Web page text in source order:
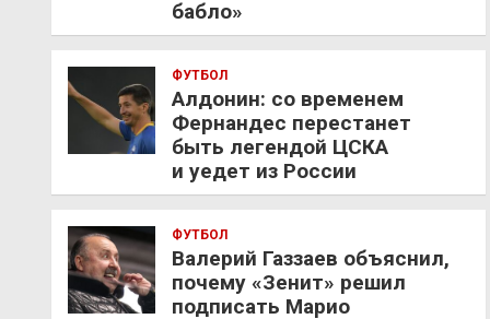
бабло»
ФУТБОЛ
Алдонин: со временем
Фернандес перестанет
быть легендой ЦСКА
и уедет из России
ФУТБОЛ
Валерий Газзаев объяснил,
почему «Зенит» решил
подписать Марио